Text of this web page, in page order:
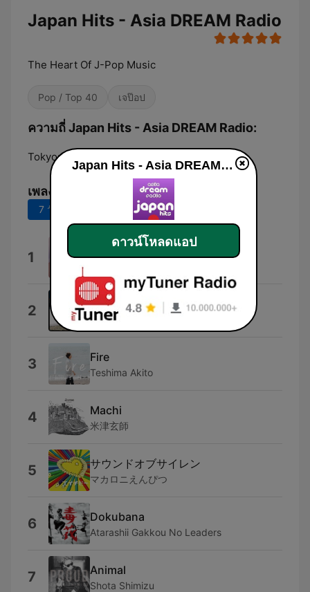
Japan Hits - Asia DREAM Radio
The Heart Of J-Pop Music
Pop / Top 40 เจป๊อป
ความถี่ Japan Hits - Asia DREAM Radio:
Tokyo: Online
เพลงยอดนิยม
7 วันที่ผ่านมา 30 วันที่ผ่านมา
1 【Lenny code fiction】
2 Kinmokusei
オレンジスパイニクラブ
3 Fire
Teshima Akito
4 Machi
米津玄師
5 サウンドオブサイレン
マカロニえんぴつ
6 Dokubana
Atarashii Gakkou No Leaders
7 Animal
Shota Shimizu
Japan Hits - Asia DREAM Radio
ดาวน์โหลดแอป